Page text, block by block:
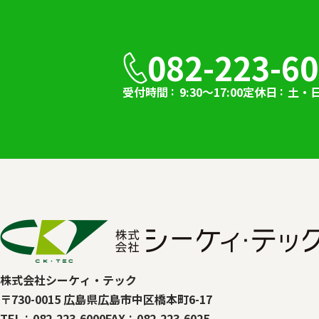
082-223-
受付時間 9:30～17:00定休日 土・
株式会社シーケィ・テック
〒730-0015 広島県広島市中区橋本町6-17